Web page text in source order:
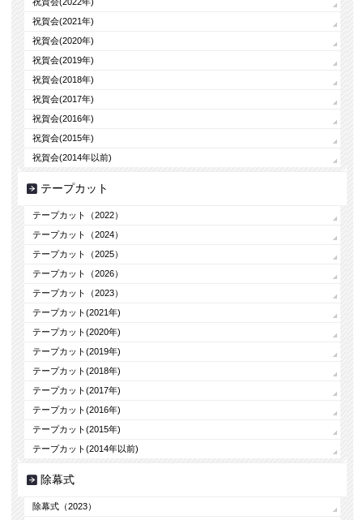
祝賀会(2021年)
祝賀会(2020年)
祝賀会(2019年)
祝賀会(2018年)
祝賀会(2017年)
祝賀会(2016年)
祝賀会(2015年)
祝賀会(2014年以前)
テープカット
テープカット（2022）
テープカット（2024）
テープカット（2025）
テープカット（2026）
テープカット（2023）
テープカット(2021年)
テープカット(2020年)
テープカット(2019年)
テープカット(2018年)
テープカット(2017年)
テープカット(2016年)
テープカット(2015年)
テープカット(2014年以前)
除幕式
除幕式（2023）